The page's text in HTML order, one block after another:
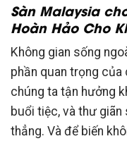
Sàn Malaysia
Hoàn Hảo Cho
Không gian sống
phần quan trọng
chúng ta tận hưởng
buổi tiệc, và thư
thẳng. Và để biến